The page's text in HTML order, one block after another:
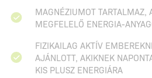
MAGNÉZIUMOT TARTALMAZ,
MEGFELELŐ ENERGIA-
FIZIKAILAG AKTÍV
AJÁNLOTT, AKIKNEK
KIS PLUSZ ENERGIÁRA